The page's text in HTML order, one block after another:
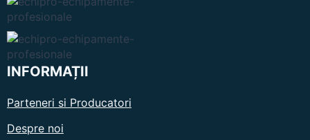
INFORMAȚII
Parteneri si Producatori
Despre noi